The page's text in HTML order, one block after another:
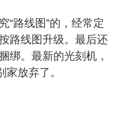
“路线图”的，经常定
路线图升级。最后还
绑。最新的光刻机，
放弃了。